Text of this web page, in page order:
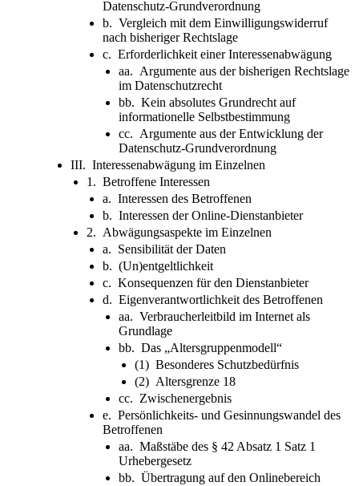
Datenschutz-Grundverordnung
b. Vergleich mit dem Einwilligungswiderruf
nach bisheriger Rechtslage
c. Erforderlichkeit einer Interessenabwägung
aa. Argumente aus der bisherigen Rechtslage
im Datenschutzrecht
bb. Kein absolutes Grundrecht auf
informationelle Selbstbestimmung
cc. Argumente aus der Entwicklung der
Datenschutz-Grundverordnung
III. Interessenabwägung im Einzelnen
1. Betroffene Interessen
a. Interessen des Betroffenen
b. Interessen der Online-Dienstanbieter
2. Abwägungsaspekte im Einzelnen
a. Sensibilität der Daten
b. (Un)entgeltlichkeit
c. Konsequenzen für den Dienstanbieter
d. Eigenverantwortlichkeit des Betroffenen
aa. Verbraucherleitbild im Internet als
Grundlage
bb. Das „Altersgruppenmodell“
(1) Besonderes Schutzbedürfnis
(2) Altersgrenze 18
cc. Zwischenergebnis
e. Persönlichkeits- und Gesinnungswandel des
Betroffenen
aa. Maßstäbe des § 42 Absatz 1 Satz 1
Urhebergesetz
bb. Übertragung auf den Onlinebereich